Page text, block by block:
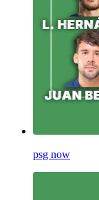
psg now